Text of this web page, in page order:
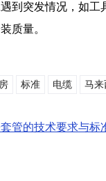
到突发情况，如
质量。
标准 电缆 马来
管的技术要求与标